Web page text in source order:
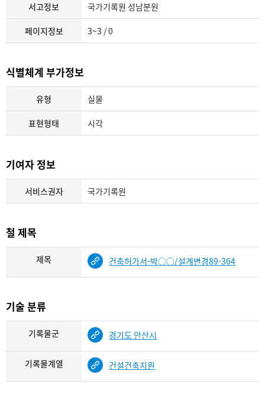
서고정보 국가기록원 성남분원
페이지정보 3~3 / 0
식별체계 부가정보
유형 실물
표현형태 시각
기여자 정보
서비스권자 국가기록원
철 제목
제목 건축허가서-박○○/설계변경89-364
기술 분류
기록물군 경기도 안산시
기록물계열 건설건축지원